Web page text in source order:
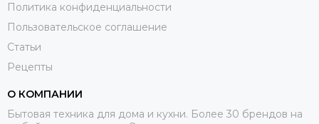
Политика конфиденциальности
Пользовательское соглашение
Статьи
Рецепты
О КОМПАНИИ
Бытовая техника для дома и кухни. Более 30 брендов на